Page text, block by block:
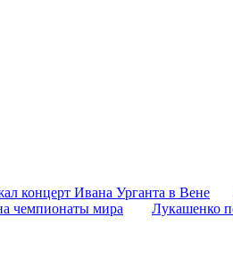
концерт Ивана Урганта в Вене
чемпионаты мира
Лукашенко